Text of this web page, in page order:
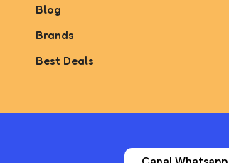
Blog
Brands
Best Deals